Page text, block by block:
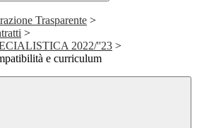
Trasparente >
>
2022/''23 >
e curriculum